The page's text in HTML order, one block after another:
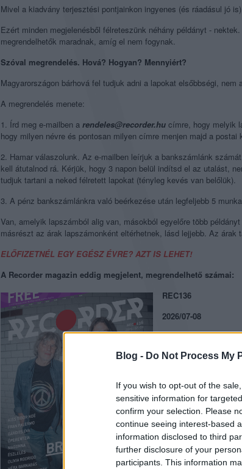
Blog - Do Not Process My
If you wish to opt-out of the
sensitive information for
confirm your selection. Please
continue seeing interest-based
information disclosed to third
further disclosure of your
participants. This information
Mivel a kiadvány terjesztési pontjainkon ingyenes (és ráadásul jó
Ezért minden megjelenésből félreteszünk néhány példányt -
megrendelhetők maradnak, amíg el nem fogynak.
Szóval megrendelés. Hová? Hogyan? Mennyiért?
Magyarországon bárhová fel tudjuk adni a lapokat elsőbbségi, nem
A megrendelés menete:
1. Írd meg e-mailben a rendeles@recorder.hu címre, hogy melyik
hogy milyen névre és pontosan milyen címre menjen majd a postai
2. Hamar válaszolunk. Az e-mailben leírjuk a bankszámlánk
kell átutalnod rá. Kérjük, hogy 3 napon belül indítsd el az utalást,
tudjuk tartani a neked félretett lapokat (tényleg kevés van belőlük).
3. A pénz bankszámlánkra való beérkezése után legfeljebb 5
Van, amelyik lapszámból alig van, másokból egyelőre több
másrészt az árak lapszámonként eltérhetnek, lásd lejjebb. Az árak
ELŐFIZETNÉL EGY EGÉSZ ÉVRE? AZT IS LEHET!
A Recorder magazin eddig megjelent, megrendelhető számai:
REC136
2026/07-08
40 oldal.
Mi van benne?
2520 Ft.